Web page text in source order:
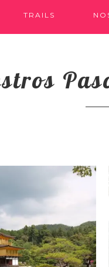
TRAILS